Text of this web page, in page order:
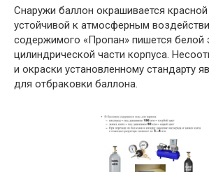
Снаружи баллон окрашивается
устойчивой к атмосферным
содержимого «Пропан» пишется белой
цилиндрической части корпуса.
и окраски установленному стандарту
для отбраковки баллона.